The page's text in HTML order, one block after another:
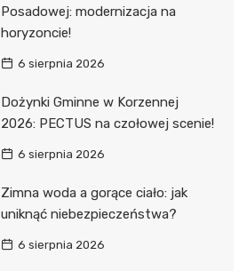
Posadowej: modernizacja na
horyzoncie!
6 sierpnia 2026
Dożynki Gminne w Korzennej
2026: PECTUS na czołowej scenie!
6 sierpnia 2026
Zimna woda a gorące ciało: jak
uniknąć niebezpieczeństwa?
6 sierpnia 2026